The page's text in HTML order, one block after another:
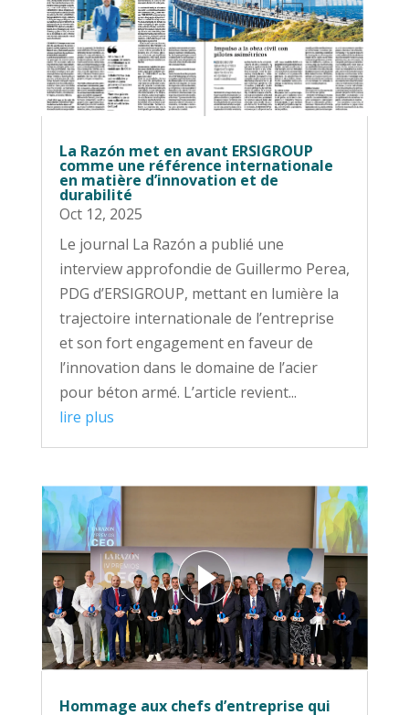
La Razón met en avant ERSIGROUP
comme une référence internationale
en matière d’innovation et de
durabilité
Oct 12, 2025
Le journal La Razón a publié une
interview approfondie de Guillermo Perea,
PDG d’ERSIGROUP, mettant en lumière la
trajectoire internationale de l’entreprise
et son fort engagement en faveur de
l’innovation dans le domaine de l’acier
pour béton armé. L’article revient...
lire plus
Hommage aux chefs d’entreprise qui